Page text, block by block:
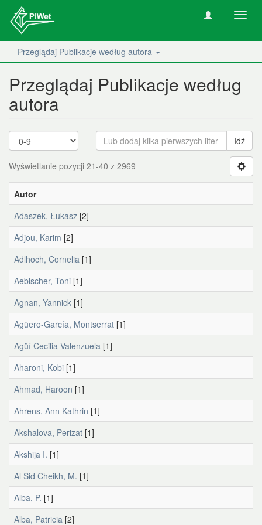
Przeglądaj Publikacje według autora
Przeglądaj Publikacje według
autora
Idź
Wyświetlanie pozycji 21-40 z 2969
Autor
Adaszek, Łukasz [2]
Adjou, Karim [2]
Adlhoch, Cornelia [1]
Aebischer, Toni [1]
Agnan, Yannick [1]
Agüero-García, Montserrat [1]
Agüí Cecilia Valenzuela [1]
Aharoni, Kobi [1]
Ahmad, Haroon [1]
Ahrens, Ann Kathrin [1]
Akshalova, Perizat [1]
Akshija I. [1]
Al Sid Cheikh, M. [1]
Alba, P. [1]
Alba, Patricia [2]